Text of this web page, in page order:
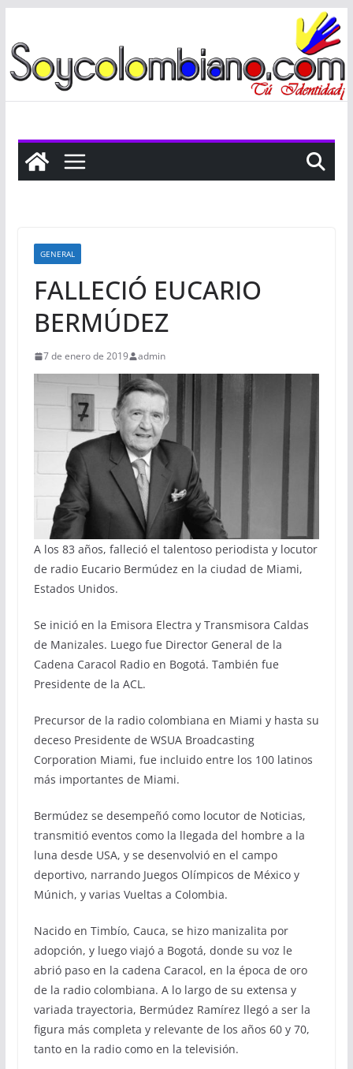
al
contenido
GENERAL
FALLECIÓ EUCARIO
BERMÚDEZ
7 de enero de 2019 admin
A los 83 años, falleció el talentoso periodista y locutor
de radio Eucario Bermúdez en la ciudad de Miami,
Estados Unidos.
Se inició en la Emisora Electra y Transmisora Caldas
de Manizales. Luego fue Director General de la
Cadena Caracol Radio en Bogotá. También fue
Presidente de la ACL.
Precursor de la radio colombiana en Miami y hasta su
deceso Presidente de WSUA Broadcasting
Corporation Miami, fue incluido entre los 100 latinos
más importantes de Miami.
Bermúdez se desempeñó como locutor de Noticias,
transmitió eventos como la llegada del hombre a la
luna desde USA, y se desenvolvió en el campo
deportivo, narrando Juegos Olímpicos de México y
Múnich, y varias Vueltas a Colombia.
Nacido en Timbío, Cauca, se hizo manizalita por
adopción, y luego viajó a Bogotá, donde su voz le
abrió paso en la cadena Caracol, en la época de oro
de la radio colombiana. A lo largo de su extensa y
variada trayectoria, Bermúdez Ramírez llegó a ser la
figura más completa y relevante de los años 60 y 70,
tanto en la radio como en la televisión.